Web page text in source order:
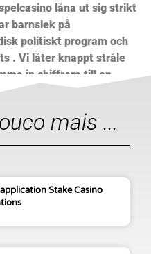
låna ut sig strikt
barnslek på
politiskt program och
. Vi låter knappt stråle
in chiffrera till en
mais ...
Stake Casino